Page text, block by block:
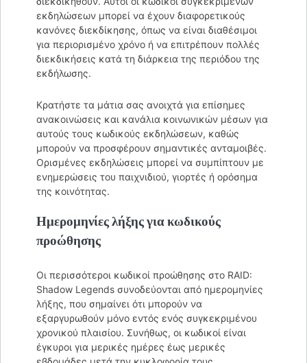
εκδηλώσεων μπορεί να έχουν διαφορετικούς
κανόνες διεκδίκησης, όπως να είναι διαθέσιμοι
για περιορισμένο χρόνο ή να επιτρέπουν πολλές
διεκδικήσεις κατά τη διάρκεια της περιόδου της
εκδήλωσης.
Κρατήστε τα μάτια σας ανοιχτά για επίσημες
ανακοινώσεις και κανάλια κοινωνικών μέσων για
αυτούς τους κωδικούς εκδηλώσεων, καθώς
μπορούν να προσφέρουν σημαντικές ανταμοιβές.
Ορισμένες εκδηλώσεις μπορεί να συμπίπτουν με
ενημερώσεις του παιχνιδιού, γιορτές ή ορόσημα
της κοινότητας.
Ημερομηνίες λήξης για κωδικούς
προώθησης
Οι περισσότεροι κωδικοί προώθησης στο RAID:
Shadow Legends συνοδεύονται από ημερομηνίες
λήξης, που σημαίνει ότι μπορούν να
εξαργυρωθούν μόνο εντός ενός συγκεκριμένου
χρονικού πλαισίου. Συνήθως, οι κωδικοί είναι
έγκυροι για μερικές ημέρες έως μερικές